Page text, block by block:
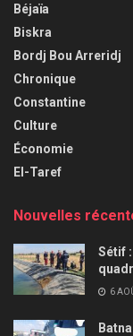
Béjaïa
Biskra
Bordj Bou Arreridj
Chronique
Constantine
Culture
Économie
El-Taref
Nouvelles
Sétif
6